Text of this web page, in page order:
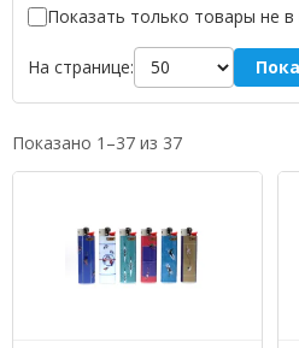
Показать только товары не в
На странице:
Показано 1–37 из 37